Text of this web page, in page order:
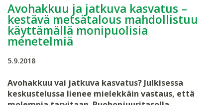
Avohakkuu ja jatkuva kasvatus –
kestävä metsätalous mahdollistuu
käyttämällä monipuolisia
menetelmiä
5.9.2018
Avohakkuu vai jatkuva kasvatus? Julkisessa
keskustelussa lienee mielekkäin vastaus, että